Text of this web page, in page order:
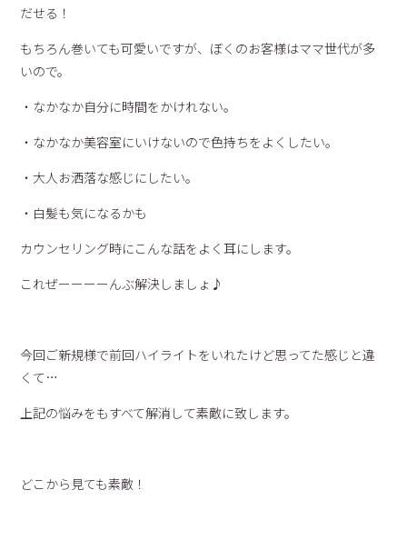
だせる！
もちろん巻いても可愛いですが、ぼくのお客様はママ世代が多
いので。
・なかなか自分に時間をかけれない。
・なかなか美容室にいけないので色持ちをよくしたい。
・大人お洒落な感じにしたい。
・白髪も気になるかも
カウンセリング時にこんな話をよく耳にします。
これぜーーーーんぶ解決しましょ♪
今回ご新規様で前回ハイライトをいれたけど思ってた感じと違
くて…
上記の悩みをもすべて解消して素敵に致します。
どこから見ても素敵！